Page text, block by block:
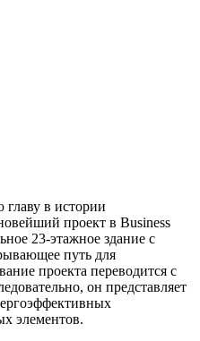
главу в истории
проект в Business
23-этажное здание с
путь для
проекта переводится с
он представляет
элементов.